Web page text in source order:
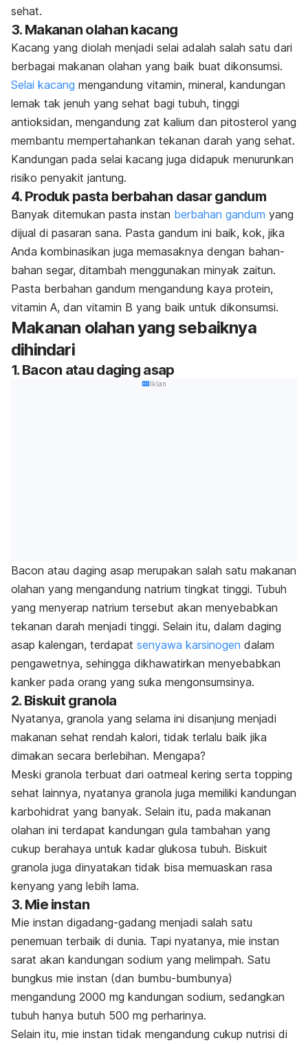
sehat.
3. Makanan olahan kacang
Kacang yang diolah menjadi selai adalah salah satu dari
berbagai makanan olahan yang baik buat dikonsumsi.
Selai kacang mengandung vitamin, mineral, kandungan
lemak tak jenuh yang sehat bagi tubuh, tinggi
antioksidan, mengandung zat kalium dan pitosterol yang
membantu mempertahankan tekanan darah yang sehat.
Kandungan pada selai kacang juga didapuk menurunkan
risiko penyakit jantung.
4. Produk pasta berbahan dasar gandum
Banyak ditemukan pasta instan berbahan gandum yang
dijual di pasaran sana. Pasta gandum ini baik, kok, jika
Anda kombinasikan juga memasaknya dengan bahan-
bahan segar, ditambah menggunakan minyak zaitun.
Pasta berbahan gandum mengandung kaya protein,
vitamin A, dan vitamin B yang baik untuk dikonsumsi.
Makanan olahan yang sebaiknya
dihindari
1. Bacon atau daging asap
Iklan
Bacon atau daging asap merupakan salah satu makanan
olahan yang mengandung natrium tingkat tinggi. Tubuh
yang menyerap natrium tersebut akan menyebabkan
tekanan darah menjadi tinggi. Selain itu, dalam daging
asap kalengan, terdapat senyawa karsinogen dalam
pengawetnya, sehingga dikhawatirkan menyebabkan
kanker pada orang yang suka mengonsumsinya.
2. Biskuit granola
Nyatanya, granola yang selama ini disanjung menjadi
makanan sehat rendah kalori, tidak terlalu baik jika
dimakan secara berlebihan. Mengapa?
Meski granola terbuat dari oatmeal kering serta topping
sehat lainnya, nyatanya granola juga memiliki kandungan
karbohidrat yang banyak. Selain itu, pada makanan
olahan ini terdapat kandungan gula tambahan yang
cukup berahaya untuk kadar glukosa tubuh. Biskuit
granola juga dinyatakan tidak bisa memuaskan rasa
kenyang yang lebih lama.
3. Mie instan
Mie instan digadang-gadang menjadi salah satu
penemuan terbaik di dunia. Tapi nyatanya, mie instan
sarat akan kandungan sodium yang melimpah. Satu
bungkus mie instan (dan bumbu-bumbunya)
mengandung 2000 mg kandungan sodium, sedangkan
tubuh hanya butuh 500 mg perharinya.
Selain itu, mie instan tidak mengandung cukup nutrisi di